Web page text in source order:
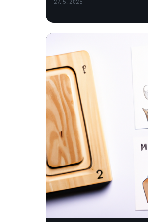
27. 5. 2025